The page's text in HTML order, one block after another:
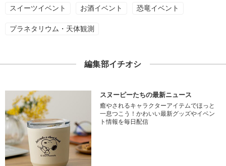
スイーツイベント お酒イベント 恐竜イベント
プラネタリウム・天体観測
編集部イチオシ
スヌーピーたちの最新ニュース
癒やされるキャラクターアイテムでほっと
一息つこう！かわいい最新グッズやイベン
ト情報を毎日配信